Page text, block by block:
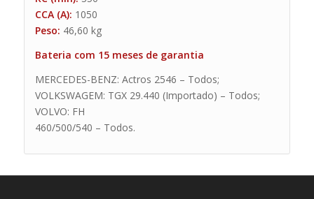
CCA (A): 1050
Peso: 46,60 kg
Bateria com 15 meses de garantia
MERCEDES-BENZ: Actros 2546 – Todos;
VOLKSWAGEM: TGX 29.440 (Importado) – Todos;
VOLVO: FH
460/500/540 – Todos.